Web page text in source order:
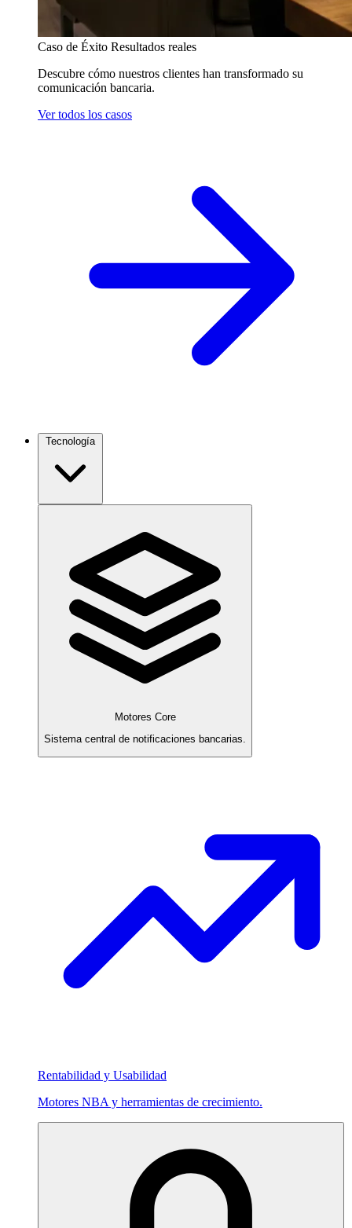
Caso de Éxito Resultados reales
Descubre cómo nuestros clientes han transformado su
comunicación bancaria.
Ver todos los casos
Tecnología
Motores Core
Sistema central de notificaciones bancarias.
Rentabilidad y Usabilidad
Motores NBA y herramientas de crecimiento.